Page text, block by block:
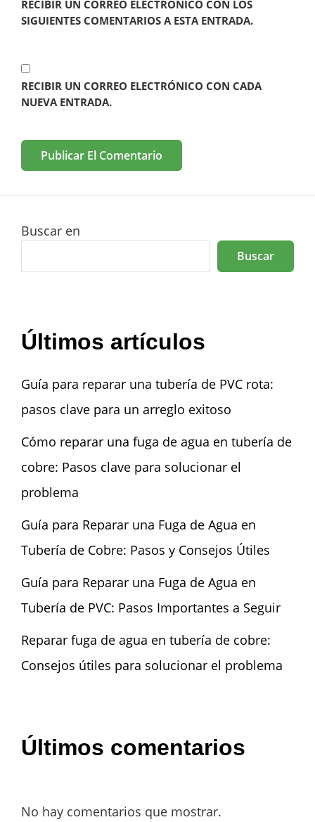
RECIBIR UN CORREO ELECTRÓNICO CON LOS
SIGUIENTES COMENTARIOS A ESTA ENTRADA.
RECIBIR UN CORREO ELECTRÓNICO CON CADA
NUEVA ENTRADA.
Buscar en
Buscar
Últimos artículos
Guía para reparar una tubería de PVC rota:
pasos clave para un arreglo exitoso
Cómo reparar una fuga de agua en tubería de
cobre: Pasos clave para solucionar el
problema
Guía para Reparar una Fuga de Agua en
Tubería de Cobre: Pasos y Consejos Útiles
Guía para Reparar una Fuga de Agua en
Tubería de PVC: Pasos Importantes a Seguir
Reparar fuga de agua en tubería de cobre:
Consejos útiles para solucionar el problema
Últimos comentarios
No hay comentarios que mostrar.